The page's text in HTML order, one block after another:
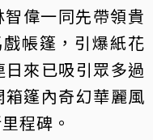
偉一同先帶領貴
帳篷，引爆紙花
來已吸引眾多過
篷內奇幻華麗風
程碑。